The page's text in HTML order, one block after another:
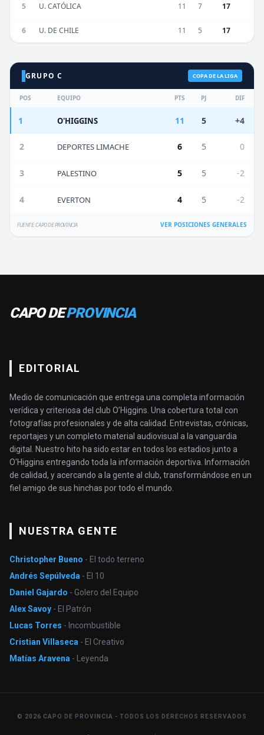
5 U. CATÓLICA 11 7 17
6 U. DE CHILE 11 5 17
GRUPO C COPA DE LA LIGA
POS EQUIPO PTS PJ DIF
1 O'HIGGINS 11 5 +4
2 DEPORTES LIMACHE 6 5 0
3 PALESTINO 5 5 -2
4 EVERTON 4 5 -2
FUENTE: CAPO DE PROVINCIA VER POSICIONES GENERALES
CAPO DEPROVINCIA
EDITORIAL
Medio de comunicación que entrega una completa información
verídica y criteriosa del club O’Higgins. Una cobertura total con
fotografías profesionales y de alta calidad. Entrevistas, crónicas,
reportajes y un completo material audiovisual a la vanguardia
digital. Nuestro hito ha sido estar en todos los estadios junto a
O'Higgins entregando toda la información deportiva. Información
de calidad, y acercando a la gente al club, transformándose en un
fiel amigo de sus hinchas por todo el mundo.
NUESTRA GENTE
Christopher Bueno - El todo terreno
Andrés Sepúlveda - El 10
Daniel Gajardo - Golero del Equipo
Alex Savoy - El Patrón
Lucas Torres - Incombustible
Cristian Villaseca - El Creativo
Matías Aravena - Leyenda
© 2026 CAPO DE PROVINCIA - TODOS LOS DERECHOS RESERVADOS